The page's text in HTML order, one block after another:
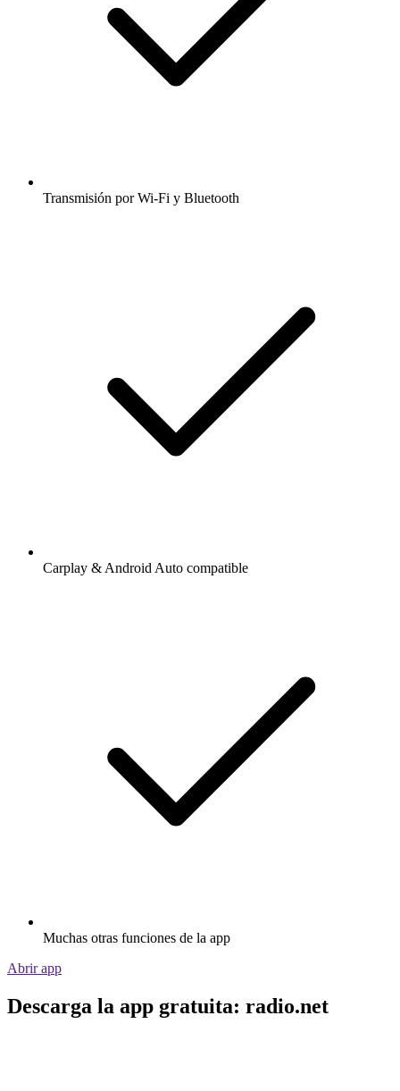
Transmisión por Wi-Fi y Bluetooth
Carplay & Android Auto compatible
Muchas otras funciones de la app
Abrir app
Descarga la app gratuita: radio.net